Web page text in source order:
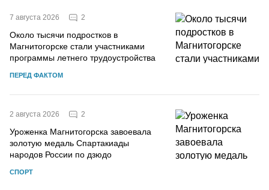
7 августа 2026 2
Около тысячи подростков в
Магнитогорске стали участниками
программы летнего трудоустройства
ПЕРЕД ФАКТОМ
2 августа 2026 2
Уроженка Магнитогорска завоевала
золотую медаль Спартакиады
народов России по дзюдо
СПОРТ